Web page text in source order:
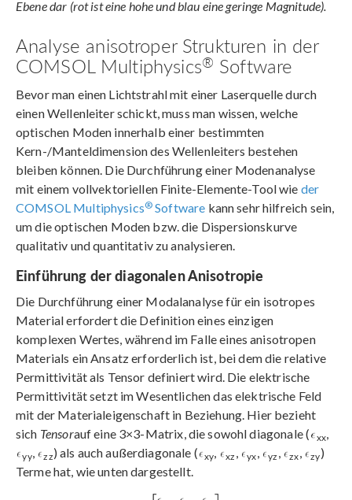
Ebene dar (rot ist eine hohe und blau eine geringe Magnitude).
Analyse anisotroper Strukturen in der
COMSOL Multiphysics® Software
Bevor man einen Lichtstrahl mit einer Laserquelle durch
einen Wellenleiter schickt, muss man wissen, welche
optischen Moden innerhalb einer bestimmten
Kern-/Manteldimension des Wellenleiters bestehen
bleiben können. Die Durchführung einer Modenanalyse
mit einem vollvektoriellen Finite-Elemente-Tool wie der
COMSOL Multiphysics® Software kann sehr hilfreich sein,
um die optischen Moden bzw. die Dispersionskurve
qualitativ und quantitativ zu analysieren.
Einführung der diagonalen Anisotropie
Die Durchführung einer Modalanalyse für ein isotropes
Material erfordert die Definition eines einzigen
komplexen Wertes, während im Falle eines anisotropen
Materials ein Ansatz erforderlich ist, bei dem die relative
Permittivität als Tensor definiert wird. Die elektrische
Permittivität setzt im Wesentlichen das elektrische Feld
mit der Materialeigenschaft in Beziehung. Hier bezieht
sich Tensorauf eine 3×3-Matrix, die sowohl diagonale ( xx,
yy, zz) als auch außerdiagonale ( xy, xz , yx, yz , zx, zy)
Terme hat, wie unten dargestellt.